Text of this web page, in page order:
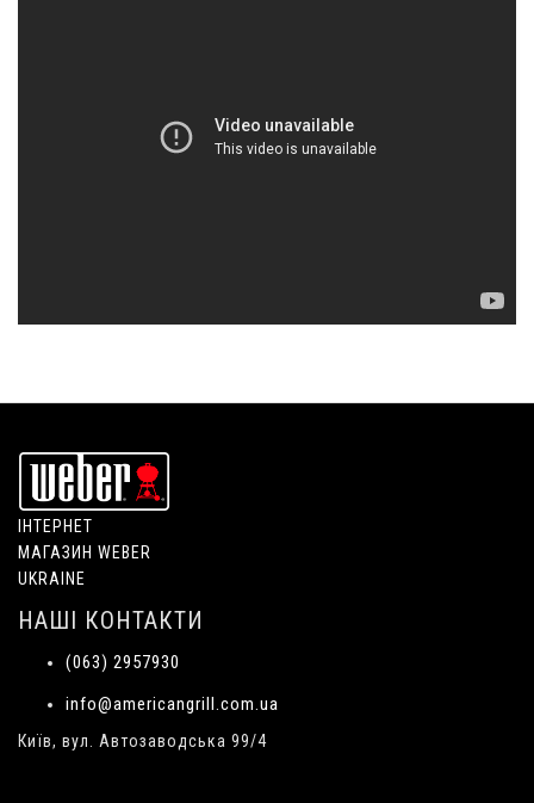
ІНТЕРНЕТ
МАГАЗИН WEBER
UKRAINE
НАШІ КОНТАКТИ
(063) 2957930
info@americangrill.com.ua
Київ, вул. Автозаводська 99/4